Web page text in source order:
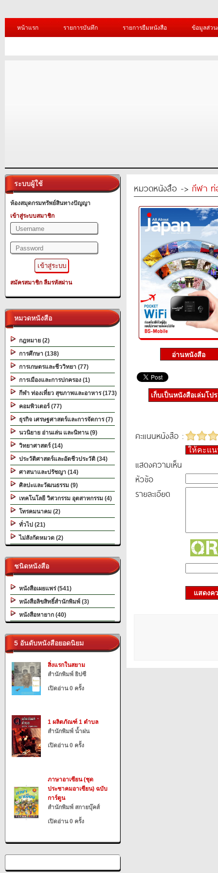
หน้าแรก รายการบันทึก รายการยืมหนังสือ ข้อมูลส่ว
ระบบผู้ใช้
ห้องสมุดกรมทรัพย์สินทางปัญญา
เข้าสู่ระบบสมาชิก
สมัครสมาชิก ลืมรหัสผ่าน
หมวดหนังสือ
กฎหมาย (2)
การศึกษา (138)
การเกษตรและชีววิทยา (77)
การเมืองและการปกครอง (1)
กีฬา ท่องเที่ยว สุขภาพและอาหาร (173)
คอมพิวเตอร์ (77)
ธุรกิจ เศรษฐศาสตร์และการจัดการ (7)
นวนิยาย อ่านเล่น และนิทาน (9)
วิทยาศาสตร์ (14)
ประวัติศาสตร์และอัตชีวประวัติ (34)
ศาสนาและปรัชญา (14)
ศิลปะและวัฒนธรรม (9)
เทคโนโลยี วิศวกรรม อุตสาหกรรม (4)
โทรคมนาคม (2)
ทั่วไป (21)
ไม่สังกัดหมวด (2)
ชนิดหนังสือ
หนังสือเผยแพร่ (541)
หนังสือลิขสิทธิ์สำนักพิมพ์ (3)
หนังสือหายาก (40)
5 อันดับหนังสือยอดนิยม
สิ่งแรกในสยาม
สำนักพิมพ์ ยิปซี
เปิดอ่าน 0 ครั้ง
1 ผลิตภัณฑ์ 1 ตำบล
สำนักพิมพ์ น้ำฝน
เปิดอ่าน 0 ครั้ง
ภาษาอาเซียน (ชุด
ประชาคมอาเซียน) ฉบับ
การ์ตูน
สำนักพิมพ์ สกายบุ๊คส์
เปิดอ่าน 0 ครั้ง
หมวดหนังสือ -> กีฬา ท่
เก็บเป็นหนังสือเล่มโป
คะแนนหนังสือ :
ให้คะแ
แสดงความเห็น
หัวข้อ
รายละเอียด
แสดงค